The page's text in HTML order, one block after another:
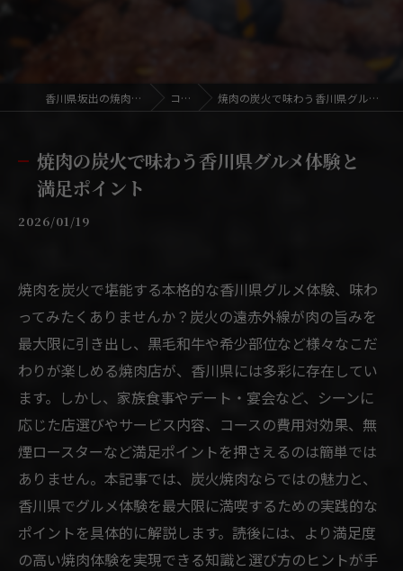
香川県坂出の焼肉なら焼肉國家 コラム 焼肉の炭火で味わう香川県グルメ体験と満足ポイント
焼肉の炭火で味わう香川県グルメ体験と
満足ポイント
2026/01/19
焼肉を炭火で堪能する本格的な香川県グルメ体験、味わ
ってみたくありませんか？炭火の遠赤外線が肉の旨みを
最大限に引き出し、黒毛和牛や希少部位など様々なこだ
わりが楽しめる焼肉店が、香川県には多彩に存在してい
ます。しかし、家族食事やデート・宴会など、シーンに
応じた店選びやサービス内容、コースの費用対効果、無
煙ロースターなど満足ポイントを押さえるのは簡単では
ありません。本記事では、炭火焼肉ならではの魅力と、
香川県でグルメ体験を最大限に満喫するための実践的な
ポイントを具体的に解説します。読後には、より満足度
の高い焼肉体験を実現できる知識と選び方のヒントが手